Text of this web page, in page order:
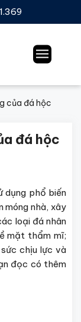
của đá hộc
đá hộc
dụng phổ biến
móng nhà, xây
loại đá nhân
mặt thẩm mĩ;
chịu lực và
đọc có thêm